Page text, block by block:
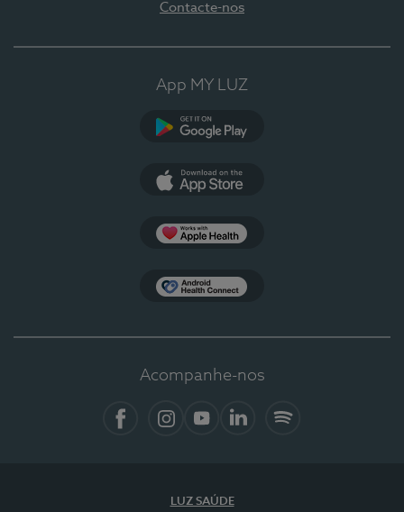
Contacte-nos
App MY LUZ
Acompanhe-nos
LUZ SAÚDE